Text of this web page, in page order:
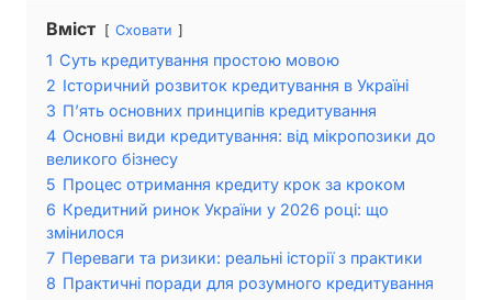
Вміст Сховати
1 Суть кредитування простою мовою
2 Історичний розвиток кредитування в Україні
3 П’ять основних принципів кредитування
4 Основні види кредитування: від мікропозики до
великого бізнесу
5 Процес отримання кредиту крок за кроком
6 Кредитний ринок України у 2026 році: що
змінилося
7 Переваги та ризики: реальні історії з практики
8 Практичні поради для розумного кредитування